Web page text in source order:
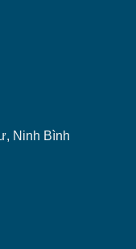
Ninh Bình